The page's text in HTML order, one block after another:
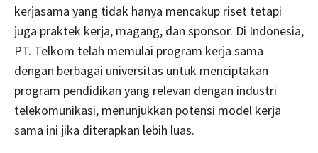
kerjasama yang tidak hanya mencakup riset tetapi
juga praktek kerja, magang, dan sponsor. Di Indonesia,
PT. Telkom telah memulai program kerja sama
dengan berbagai universitas untuk menciptakan
program pendidikan yang relevan dengan industri
telekomunikasi, menunjukkan potensi model kerja
sama ini jika diterapkan lebih luas.